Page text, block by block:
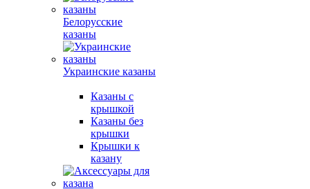
Белорусские
казаны
Украинские казаны
Казаны с
крышкой
Казаны без
крышки
Крышки к
казану